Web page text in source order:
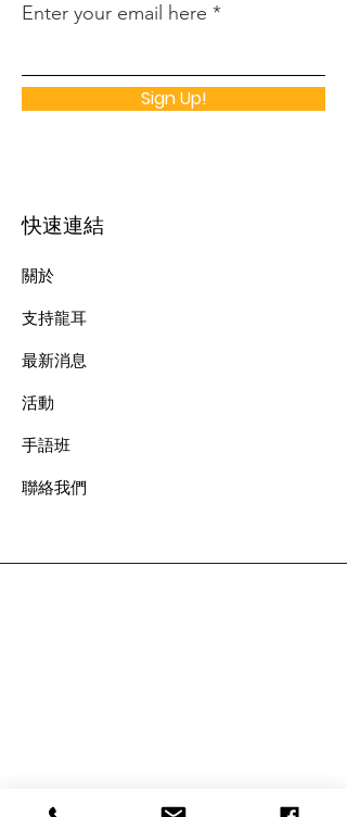
Enter your email here
Sign Up!
快速連結
關於
支持龍耳
最新消息
​活動
手語班
​聯絡我們